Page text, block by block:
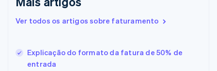
Ver todos os artigos sobre faturamento
Explicação do formato da fatura de 50% de
entrada
English
Estados Unidos
Finlândia
EnglishSvenska